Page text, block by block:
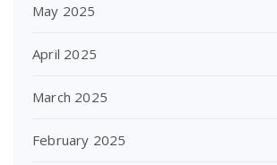
May 2025
April 2025
March 2025
February 2025